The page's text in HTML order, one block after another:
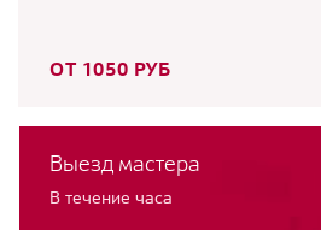
ОТ 1050 РУБ
Выезд мастера
В течение часа